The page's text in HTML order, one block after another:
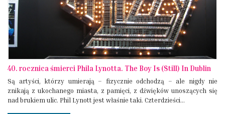
40. rocznica śmierci Phila Lynotta. The Boy Is (Still) In Dublin
Są artyści, którzy umierają – fizycznie odchodzą – ale nigdy nie
znikają z ukochanego miasta, z pamięci, z dźwięków unoszących się
nad brukiem ulic. Phil Lynott jest właśnie taki. Czterdzieści...